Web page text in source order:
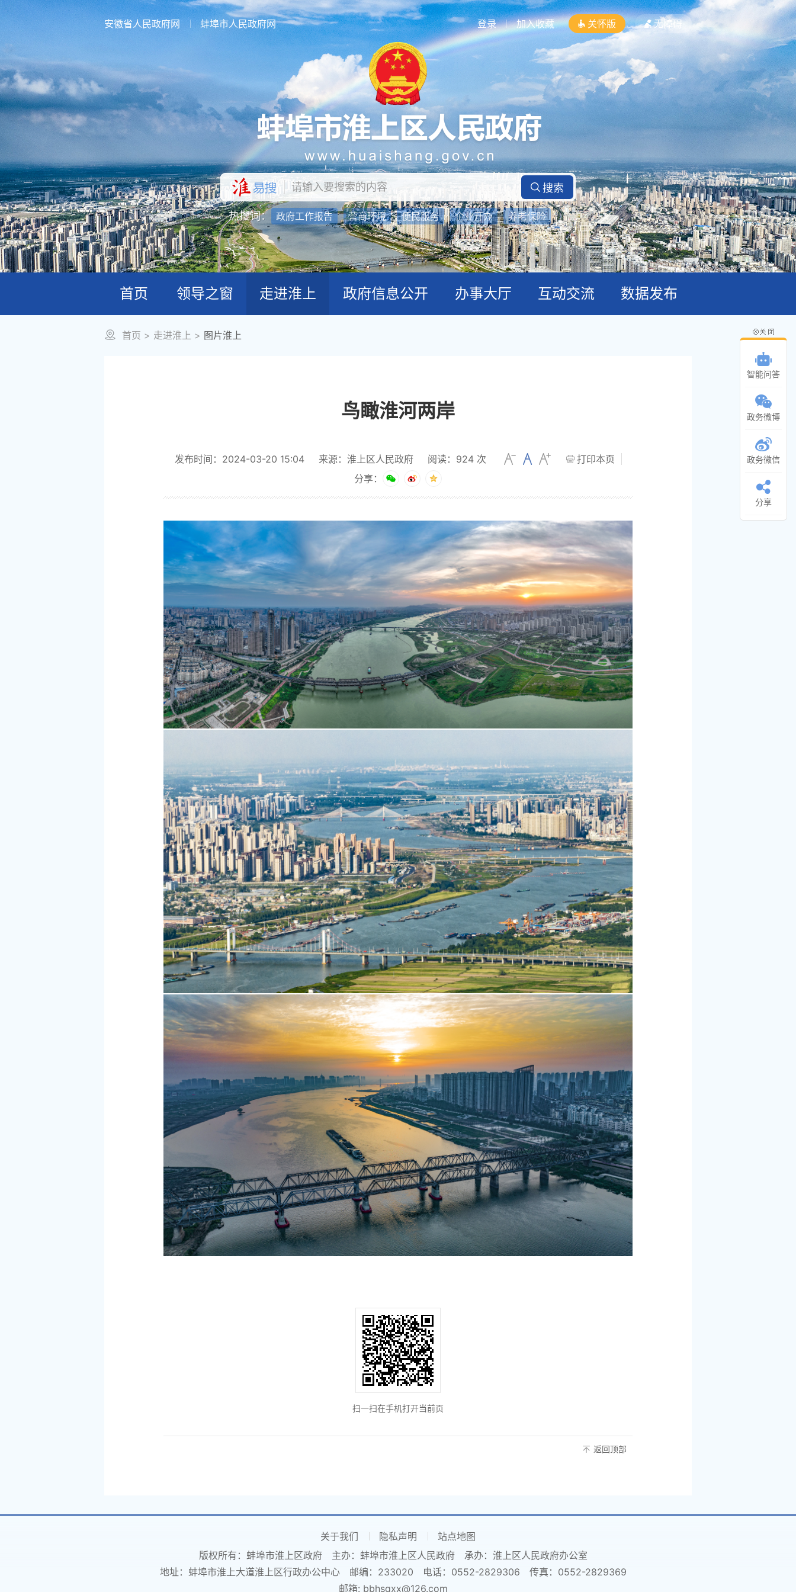
安徽省人民政府网 蚌埠市人民政府网 登录 加入收藏 关怀版 无障碍
热搜词： 政府工作报告 营商环境 便民服务 企业开办 养老保险
首页 领导之窗 走进淮上 政府信息公开 办事大厅 互动交流 数据发布
首页 > 走进淮上 > 图片淮上
鸟瞰淮河两岸
发布时间：2024-03-20 15:04 来源：淮上区人民政府 阅读： 924次
打印本页
分享：
扫一扫在手机打开当前页
返回顶部
关于我们 隐私声明
站点地图
版权所有：蚌埠市淮上区政府
主办：蚌埠市淮上区人民政府
承办：淮上区人民政府办公室
地址：蚌埠市淮上大道淮上区行政办公中心
邮编：233020 电话：0552-2829306
传真：0552-2829369
邮箱: bbhsqxx@126.com
智能问答
政务微博
政务微信
分享